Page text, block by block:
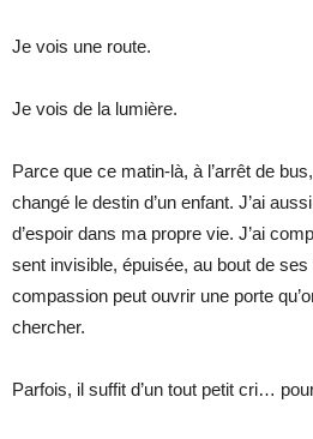
Je vois une route.
Je vois de la lumière.
Parce que ce matin-là, à l’arrêt de
changé le destin d’un enfant. J’ai
d’espoir dans ma propre vie. J’ai
sent invisible, épuisée, au bout de
compassion peut ouvrir une porte
chercher.
Parfois, il suffit d’un tout petit cri…